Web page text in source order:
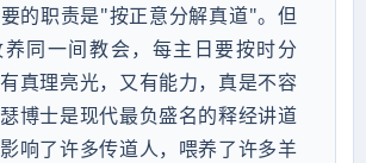
的职责是"按正意分解真道"。但
同一间教会，每主日要按时分
真理亮光，又有能力，真是不容
博士是现代最负盛名的释经讲道
响了许多传道人，喂养了许多羊